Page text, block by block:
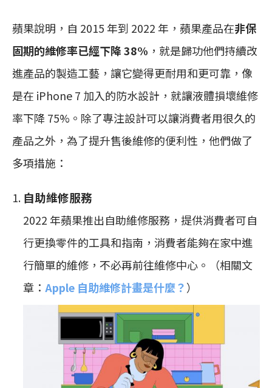
蘋果說明，自 2015 年到 2022 年，蘋果產品在非保
固期的維修率已經下降 38% ，就是歸功他們持續改
進產品的製造工藝，讓它變得更耐用和更可靠，像
是在 iPhone 7 加入的防水設計，就讓液體損壞維修
率下降 75%。除了專注設計可以讓消費者用很久的
產品之外，為了提升售後維修的便利性，他們做了
多項措施：
自助維修服務
2022 年蘋果推出自助維修服務，提供消費者可自
行更換零件的工具和指南，消費者能夠在家中進
行簡單的維修，不必再前往維修中心。（相關文
章： Apple 自助維修計畫是什麼？）